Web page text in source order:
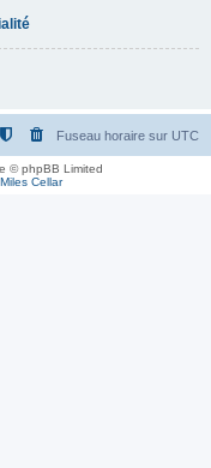
Fuseau horaire sur UTC
© phpBB Limited
Miles Cellar